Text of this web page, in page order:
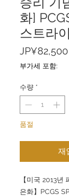
화]
스트라
JP¥82,500
부가세 포함:
수량 *
품절
재
【미국 2013년
은화】PCGS